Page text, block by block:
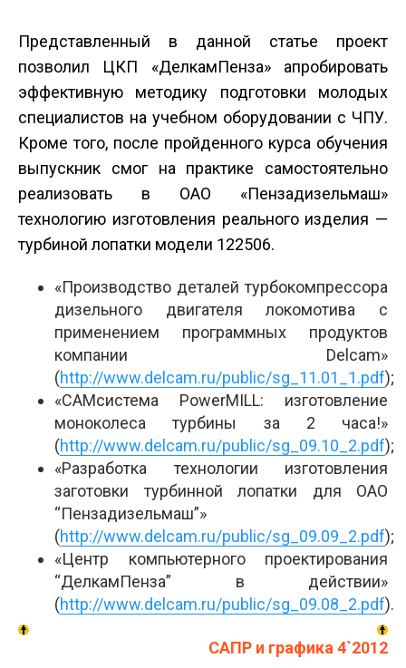
Представленный в данной статье проект
позволил ЦКП «Делкам­Пенза» апробировать
эффективную методику подготовки молодых
специалистов на учебном оборудовании с ЧПУ.
Кроме того, после пройденного курса обучения
выпускник смог на практике самостоятельно
реализовать в ОАО «Пензадизельмаш»
технологию изготовления реального изделия —
турбиной лопатки модели 122506.
«Производство деталей турбокомпрессора
дизельного двигателя локомотива с
применением программных продуктов
компании Delcam»
(http://www.delcam.ru/public/sg_11.01_1.pdf);
«CAM­система PowerMILL: изготовление
моноколеса турбины за 2 часа!»
(http://www.delcam.ru/public/sg_09.10_2.pdf);
«Разработка технологии изготовления
заготовки турбинной лопатки для ОАО
“Пензадизельмаш”»
(http://www.delcam.ru/public/sg_09.09_2.pdf);
«Центр компьютерного проектирования
“Делкам­Пенза” в действии»
(http://www.delcam.ru/public/sg_09.08_2.pdf).
САПР и графика 4`2012